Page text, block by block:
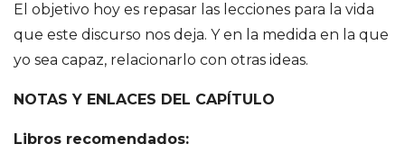
El objetivo hoy es repasar las lecciones para la vida
que este discurso nos deja. Y en la medida en la que
yo sea capaz, relacionarlo con otras ideas.
NOTAS Y ENLACES DEL CAPÍTULO
Libros recomendados: